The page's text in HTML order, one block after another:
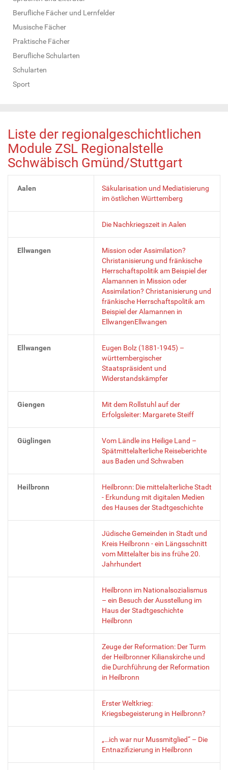
Berufliche Fächer und Lernfelder
Musische Fächer
Praktische Fächer
Berufliche Schularten
Schularten
Sport
Liste der regionalgeschichtlichen
Module ZSL Regionalstelle
Schwäbisch Gmünd/Stuttgart
Aalen
Säkularisation und Mediatisierung
im östlichen Württemberg
Die Nachkriegszeit in Aalen
Ellwangen
Mission oder Assimilation?
Christanisierung und fränkische
Herrschaftspolitik am Beispiel der
Alamannen in Mission oder
Assimilation? Christanisierung und
fränkische Herrschaftspolitik am
Beispiel der Alamannen in
EllwangenEllwangen
Ellwangen
Eugen Bolz (1881-1945) –
württembergischer
Staatspräsident und
Widerstandskämpfer
Giengen
Mit dem Rollstuhl auf der
Erfolgsleiter: Margarete Steiff
Güglingen
Vom Ländle ins Heilige Land –
Spätmittelalterliche Reiseberichte
aus Baden und Schwaben
Heilbronn
Heilbronn: Die mittelalterliche Stadt
- Erkundung mit digitalen Medien
des Hauses der Stadtgeschichte
Jüdische Gemeinden in Stadt und
Kreis Heilbronn - ein Längsschnitt
vom Mittelalter bis ins frühe 20.
Jahrhundert
Heilbronn im Nationalsozialismus
– ein Besuch der Ausstellung im
Haus der Stadtgeschichte
Heilbronn
Zeuge der Reformation: Der Turm
der Heilbronner Kilianskirche und
die Durchführung der Reformation
in Heilbronn
Erster Weltkrieg:
Kriegsbegeisterung in Heilbronn?
„…ich war nur Mussmitglied“ – Die
Entnazifizierung in Heilbronn